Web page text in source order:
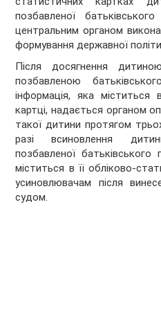
позбавленої
центральним органом
формування державної
Після досягнення
позбавленою
інформація, яка міститься
картці, надається органом
такої дитини протягом
разі всиновлення
позбавленої батьківського
міститься в її обліково-
усиновлювачам після
судом.